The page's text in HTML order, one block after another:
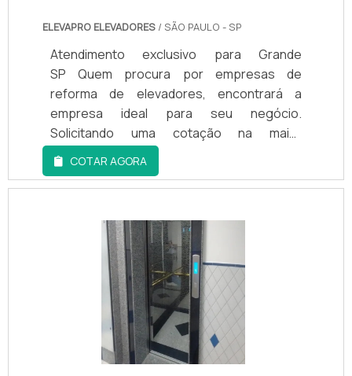
ELEVAPRO ELEVADORES / SÃO PAULO - SP
Atendimento exclusivo para Grande
SP Quem procura por empresas de
reforma de elevadores, encontrará a
empresa ideal para seu negócio.
Solicitando uma cotação na maior
especialista do segmento e achando a
melhor em qualidade e custo
benefício.Quando a questão é empresas
Elevadores atingirá assertividade com uma
nova experiência aos clientes, por meio da
qualidade dos serviços prestados a preços
realmente justos.DETALHES
INTERESSANTES SOBRE EMPRESAS DE
REFORMA DE ELEVADORESHá muitas
maneiras eficientes de demonstrar
competência e excelência em sua área de
COTAR AGORA